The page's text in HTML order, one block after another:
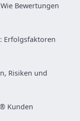
Bewertungen
Erfolgsfaktoren
Risiken und
Kunden